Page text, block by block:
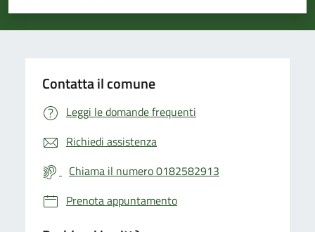
Valuta 5 stelle su 5
Valuta 4 stelle su 5
Valuta 3 stelle su 5
Valuta 2 stelle su 5
Valuta 1 stelle su 5
Contatta il comune
Leggi le domande frequenti
Richiedi assistenza
Chiama il numero 0182582913
Prenota appuntamento